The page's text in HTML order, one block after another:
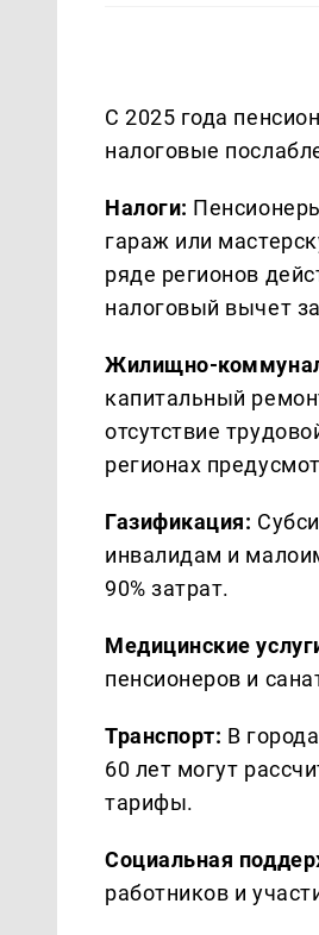
С 2025 года
налоговые
Налоги:
гараж или
ряде регионов
налоговый вычет
Жилищно-
капитальный
отсутствие
регионах
Газификация:
инвалидам и
90% затрат.
Медицинские
пенсионеров и
Транспорт: В
60 лет могут
тарифы.
Социальная
работников и